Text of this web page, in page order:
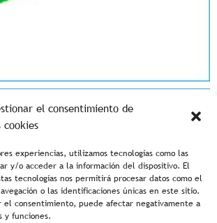
el consentimiento de
cookies
experiencias, utilizamos tecnologías como las
y/o acceder a la información del dispositivo. El
tecnologías nos permitirá procesar datos como el
o las identificaciones únicas en este sitio.
consentimiento, puede afectar negativamente a
y funciones.